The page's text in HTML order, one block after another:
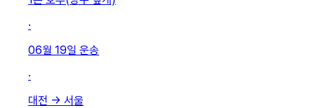
·
06월 19일 운송
·
대전 → 서울